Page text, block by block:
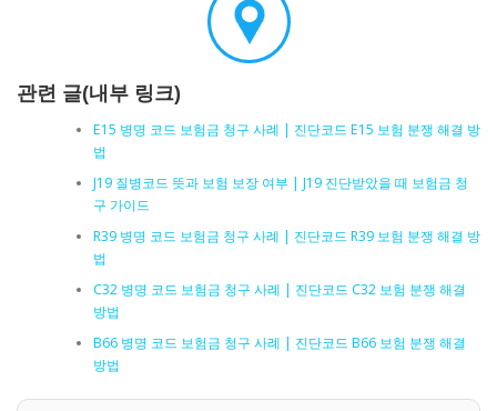
관련 글(내부 링크)
E15 병명 코드 보험금 청구 사례 | 진단코드 E15 보험 분쟁 해결 방
법
J19 질병코드 뜻과 보험 보장 여부 | J19 진단받았을 때 보험금 청
구 가이드
R39 병명 코드 보험금 청구 사례 | 진단코드 R39 보험 분쟁 해결 방
법
C32 병명 코드 보험금 청구 사례 | 진단코드 C32 보험 분쟁 해결
방법
B66 병명 코드 보험금 청구 사례 | 진단코드 B66 보험 분쟁 해결
방법